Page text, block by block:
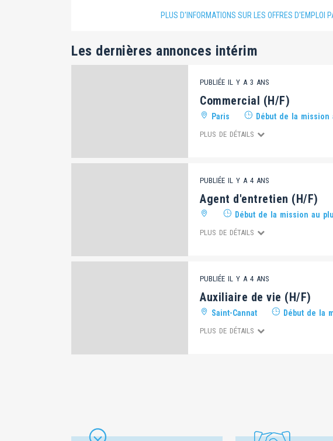
PLUS D'INFORMATIONS SUR LES OFFRES D'EMPLOI
Les dernières annonces intérim
PUBLIÉE IL Y A 3 ANS
Commercial (H/F)
Paris Début de la
PLUS DE DÉTAILS
PUBLIÉE IL Y A 4 ANS
Agent d'entretien (H/F)
Début de la mission au
PLUS DE DÉTAILS
PUBLIÉE IL Y A 4 ANS
Auxiliaire de vie (H/F)
Saint-Cannat Début de la
PLUS DE DÉTAILS